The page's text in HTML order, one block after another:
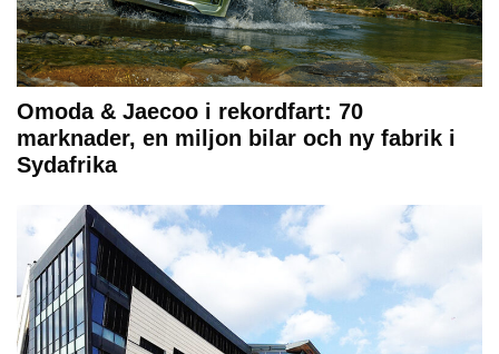
Omoda & Jaecoo i rekordfart: 70
marknader, en miljon bilar och ny fabrik i
Sydafrika